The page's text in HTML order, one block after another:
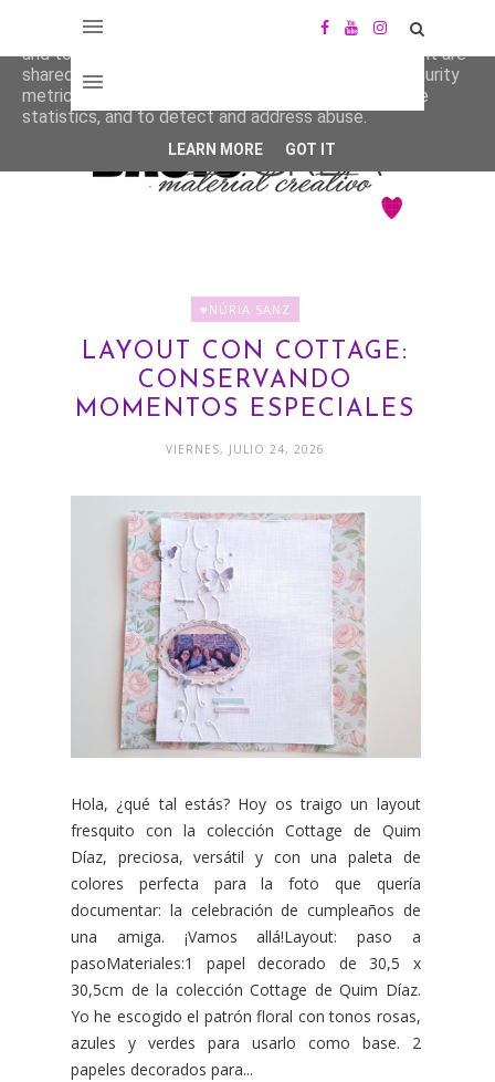
♥NÚRIA SANZ
LAYOUT CON COTTAGE:
CONSERVANDO
MOMENTOS ESPECIALES
VIERNES, JULIO 24, 2026
Hola, ¿qué tal estás? Hoy os traigo un layout
fresquito con la colección Cottage de Quim
Díaz, preciosa, versátil y con una paleta de
colores perfecta para la foto que quería
documentar: la celebración de cumpleaños de
una amiga. ¡Vamos allá!Layout: paso a
pasoMateriales:1 papel decorado de 30,5 x
30,5cm de la colección Cottage de Quim Díaz.
Yo he escogido el patrón floral con tonos rosas,
azules y verdes para usarlo como base. 2
papeles decorados para...
This site uses cookies from Google to deliver its services
and to analyze traffic. Your IP address and user-agent are
shared with Google along with performance and security
metrics to ensure quality of service, generate usage
statistics, and to detect and address abuse.
LEARN MORE GOT IT